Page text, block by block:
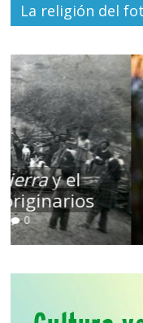
La religión del
Terror
14 marzo, 2026